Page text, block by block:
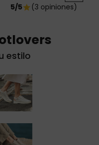
5/5star (3 opiniones)
estilo